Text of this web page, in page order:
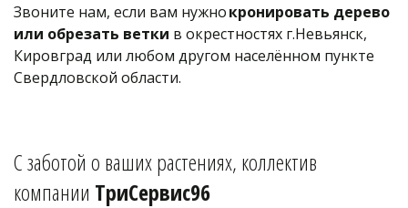
Звоните нам, если вам нужнокронировать дерево
или обрезать ветки в окрестностях г.Невьянск,
Кировград или любом другом населённом пункте
Свердловской области.
С заботой о ваших растениях, коллектив
компании ТриСервис96